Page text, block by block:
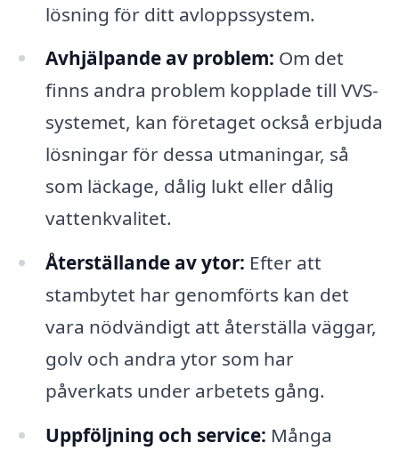
lösning för ditt avloppssystem.
Avhjälpande av problem: Om det
finns andra problem kopplade till VVS-
systemet, kan företaget också erbjuda
lösningar för dessa utmaningar, så
som läckage, dålig lukt eller dålig
vattenkvalitet.
Återställande av ytor: Efter att
stambytet har genomförts kan det
vara nödvändigt att återställa väggar,
golv och andra ytor som har
påverkats under arbetets gång.
Uppföljning och service: Många